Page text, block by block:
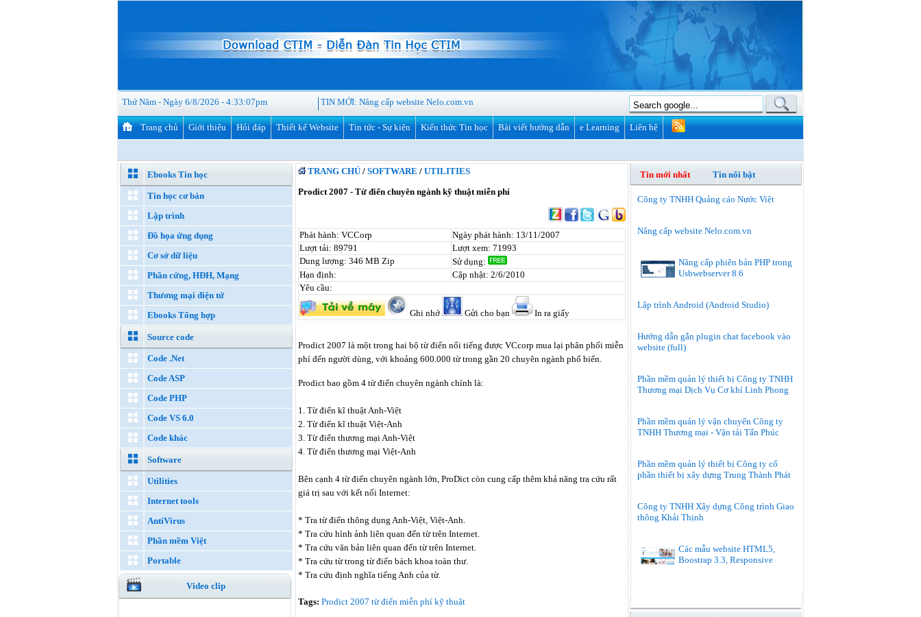
Thứ Năm - Ngày 6/8/2026 - 4:33:08pm TIN MỚI: Nâng cấp website Nelo.com.vn
Trang chủ Giới thiệu Hỏi đáp Thiết kế Website Tin tức - Sự kiện Kiến thức Tin học Bài viết hướng dẫn e Learning Liên hệ
Ebooks Tin học
Tin học cơ bản
Lập trình
Đồ họa ứng dụng
Cơ sở dữ liệu
Phần cứng, HĐH, Mạng
Thương mại điện tử
Ebooks Tổng hợp
Source code
Code .Net
Code ASP
Code PHP
Code VS 6.0
Code khác
Software
Utilities
Internet tools
AntiVirus
Phần mềm Việt
Portable
Video clip
TRANG CHỦ/ SOFTWARE / UTILITIES
Prodict 2007 - Từ điển chuyên ngành kỹ thuật miễn phí
Phát hành: VCCorp
Ngày phát hành: 13/11/2007
Lượt tải: 89791
Lượt xem: 71993
Dung lượng: 346 MB Zip
Sử dụng:
Hạn định:
Cập nhật: 2/6/2010
Yêu cầu:
Ghi nhớ Gửi cho bạn In ra giấy
Prodict 2007 là một trong hai bộ từ điển nổi tiếng được VCcorp mua lại phân phối miễn
phí đến người dùng, với khoảng 600.000 từ trong gần 20 chuyên ngành phổ biến.
Prodict bao gồm 4 từ điển chuyên ngành chính là:
1. Từ điển kĩ thuật Anh-Việt
2. Từ điển kĩ thuật Việt-Anh
3. Từ điển thương mại Anh-Việt
4. Từ điển thương mại Việt-Anh
Bên cạnh 4 từ điển chuyên ngành lớn, ProDict còn cung cấp thêm khả năng tra cứu rất
giá trị sau với kết nối Internet:
* Tra từ điển thông dụng Anh-Việt, Việt-Anh.
* Tra cứu hình ảnh liên quan đến từ trên Internet.
* Tra cứu văn bản liên quan đến từ trên Internet.
* Tra cứu từ trong từ điển bách khoa toàn thư.
* Tra cứu định nghĩa tiếng Anh của từ.
Tags: Prodict 2007 từ điển miễn phí kỹ thuật
Tin mới nhất Tin nổi bật
Công ty TNHH Quảng cáo Nước Việt
Nâng cấp website Nelo.com.vn
Nâng cấp phiên bản PHP trong
Usbwebserver 8.6
Lập trình Android (Android Studio)
Hướng dẫn gắn plugin chat facebook vào
website (full)
Phần mềm quản lý thiết bị Công ty TNHH
Thương mại Dịch Vụ Cơ khí Linh Phong
Phần mềm quản lý vận chuyển Công ty
TNHH Thương mại - Vận tải Tấn Phúc
Phần mềm quản lý thiết bị Công ty cổ
phần thiết bị xây dựng Trung Thành Phát
Công ty TNHH Xây dựng Công trình Giao
thông Khải Thịnh
Các mẫu website HTML5,
Boostrap 3.3, Responsive